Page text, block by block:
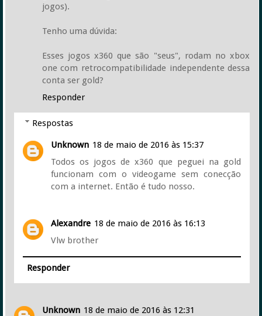
jogos).
Tenho uma dúvida:
Esses jogos x360 que são "seus", rodam no xbox
one com retrocompatibilidade independente dessa
conta ser gold?
Responder
Respostas
Unknown 18 de maio de 2016 às 15:37
Todos os jogos de x360 que peguei na gold
funcionam com o videogame sem conecção
com a internet. Então é tudo nosso.
Alexandre 18 de maio de 2016 às 16:13
Vlw brother
Responder
Unknown 18 de maio de 2016 às 12:31